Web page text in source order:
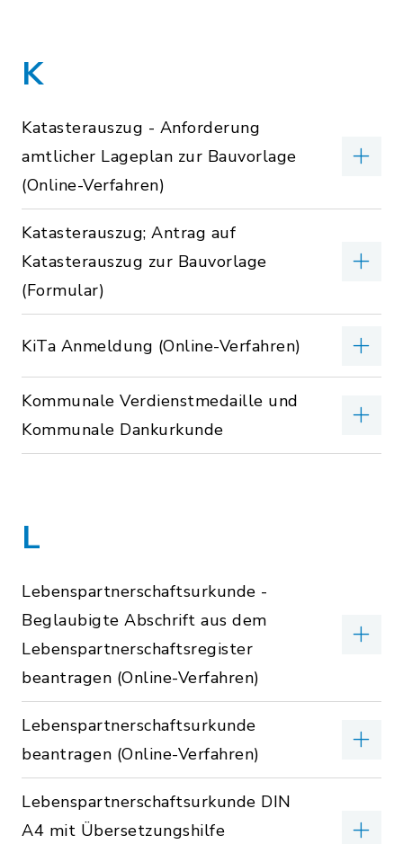
K
Katasterauszug - Anforderung
amtlicher Lageplan zur Bauvorlage
(Online-Verfahren)
Katasterauszug; Antrag auf
Katasterauszug zur Bauvorlage
(Formular)
KiTa Anmeldung (Online-Verfahren)
Kommunale Verdienstmedaille und
Kommunale Dankurkunde
L
Lebenspartnerschaftsurkunde -
Beglaubigte Abschrift aus dem
Lebenspartnerschaftsregister
beantragen (Online-Verfahren)
Lebenspartnerschaftsurkunde
beantragen (Online-Verfahren)
Lebenspartnerschaftsurkunde DIN
A4 mit Übersetzungshilfe